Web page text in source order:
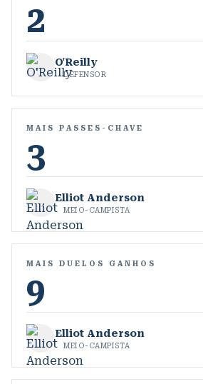
2
O'Reilly
DEFENSOR
MAIS PASSES-CHAVE
3
Elliot Anderson
MEIO-CAMPISTA
MAIS DUELOS GANHOS
9
Elliot Anderson
MEIO-CAMPISTA